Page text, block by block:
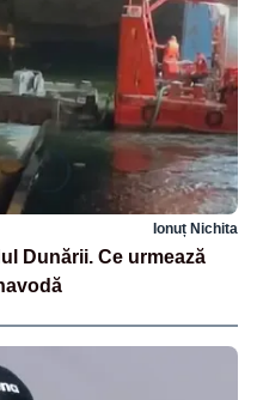
Ionuț Nichita
Dunării. Ce urmează